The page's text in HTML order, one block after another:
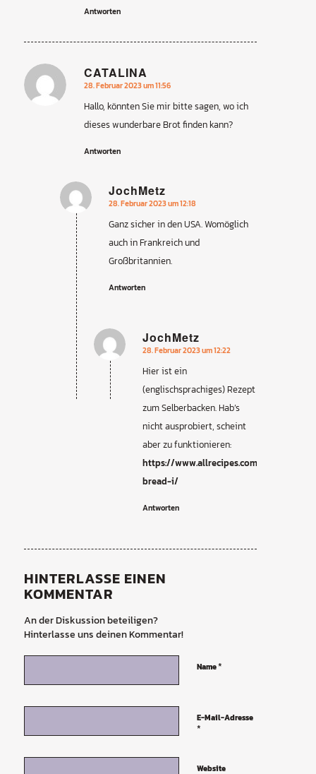
Antworten
CATALINA
sagte:
28. Februar 2023 um 11:56
Hallo, könnten Sie mir bitte sagen, wo ich
dieses wunderbare Brot finden kann?
Antworten
JochMetz
sagte:
28. Februar 2023 um 12:18
Ganz sicher in den USA. Womöglich
auch in Frankreich und
Großbritannien.
Antworten
JochMetz
sagte:
28. Februar 2023 um 12:22
Hier ist ein
(englischsprachiges) Rezept
zum Selberbacken. Hab’s
nicht ausprobiert, scheint
aber zu funktionieren:
https://www.allrecipes.com/recipe/
bread-i/
Antworten
HINTERLASSE EINEN
KOMMENTAR
An der Diskussion beteiligen?
Hinterlasse uns deinen Kommentar!
Name*
E-Mail-Adresse
*
Website